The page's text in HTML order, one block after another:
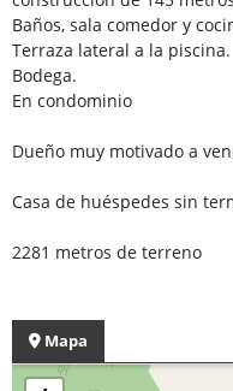
Baños, sala comedor y
Terraza lateral a la piscina.
Bodega.
En condominio
Dueño muy motivado a
Casa de huéspedes sin
2281 metros de terreno
Mapa